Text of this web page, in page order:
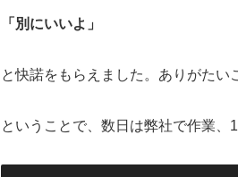
「別にいいよ」
と快諾をもらえました。ありがたい
ということで、数日は弊社で作業、